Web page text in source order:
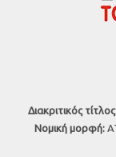
Διακριτικός
Νομική μορφή: